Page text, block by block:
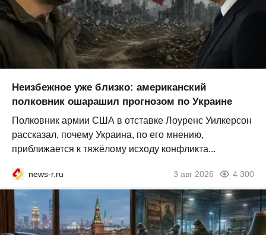
Неизбежное уже близко: американский
полковник ошарашил прогнозом по Украине
Полковник армии США в отставке Лоуренс Уилкерсон
рассказал, почему Украина, по его мнению,
приближается к тяжёлому исходу конфликта...
news-r.ru 3 авг 2026 4 300